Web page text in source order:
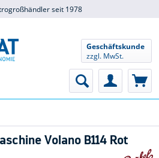
seit 1978
Geschäftskunde
zzgl. MwSt.
Volano B114 Rot